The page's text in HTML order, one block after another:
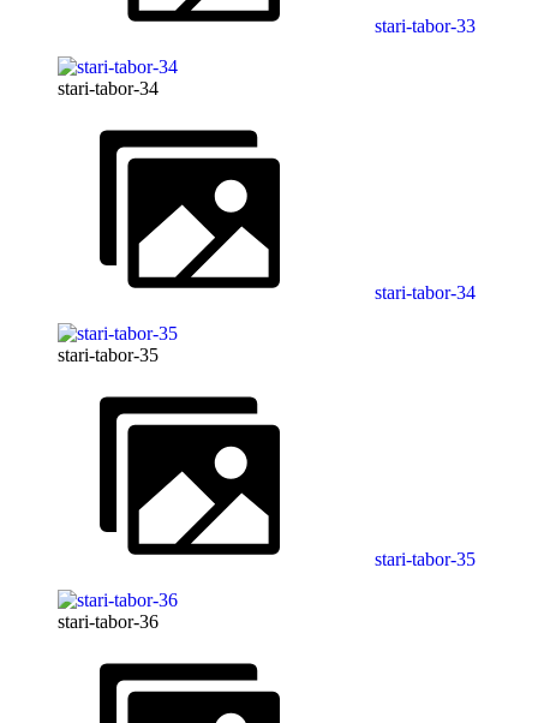
stari-tabor-33
stari-tabor-34
stari-tabor-34
stari-tabor-35
stari-tabor-35
stari-tabor-36